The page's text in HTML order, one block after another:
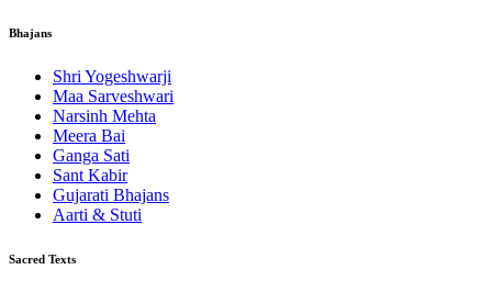
Bhajans
Shri Yogeshwarji
Maa Sarveshwari
Narsinh Mehta
Meera Bai
Ganga Sati
Sant Kabir
Gujarati Bhajans
Aarti & Stuti
Sacred Texts